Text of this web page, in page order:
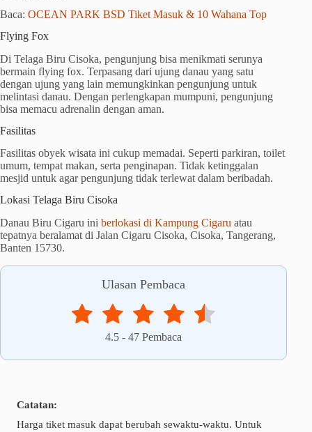
Baca: OCEAN PARK BSD Tiket Masuk & 10 Wahana Top
Flying Fox
Di Telaga Biru Cisoka, pengunjung bisa menikmati serunya
bermain flying fox. Terpasang dari ujung danau yang satu
dengan ujung yang lain memungkinkan pengunjung untuk
melintasi danau. Dengan perlengkapan mumpuni, pengunjung
bisa memacu adrenalin dengan aman.
Fasilitas
Fasilitas obyek wisata ini cukup memadai. Seperti parkiran, toilet
umum, tempat makan, serta penginapan. Tidak ketinggalan
mesjid untuk agar pengunjung tidak terlewat dalam beribadah.
Lokasi Telaga Biru Cisoka
Danau Biru Cigaru ini berlokasi di Kampung Cigaru atau
tepatnya beralamat di Jalan Cigaru Cisoka, Cisoka, Tangerang,
Banten 15730.
Ulasan Pembaca
4.5 -47 Pembaca
Catatan:
Harga tiket masuk dapat berubah sewaktu-waktu. Untuk